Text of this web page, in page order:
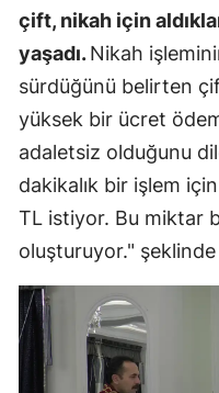
çift, nikah için
yaşadı.Nikah
sürdüğünü belirten
yüksek bir ücret
adaletsiz olduğunu
dakikalık bir işlem
TL istiyor. Bu miktar
oluşturuyor."